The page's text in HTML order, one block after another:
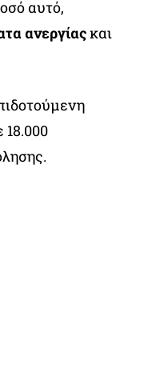
αυτό,
ανεργίαςκαι
18.000